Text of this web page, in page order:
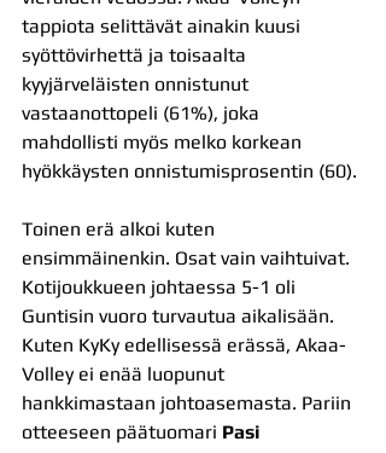
tappiota selittävät ainakin kuusi
syöttövirhettä ja toisaalta
kyyjärveläisten onnistunut
vastaanottopeli (61%), joka
mahdollisti myös melko korkean
hyökkäysten onnistumisprosentin (60).
Toinen erä alkoi kuten
ensimmäinenkin. Osat vain vaihtuivat.
Kotijoukkueen johtaessa 5-1 oli
Guntisin vuoro turvautua aikalisään.
Kuten KyKy edellisessä erässä, Akaa-
Volley ei enää luopunut
hankkimastaan johtoasemasta. Pariin
otteeseen päätuomari Pasi